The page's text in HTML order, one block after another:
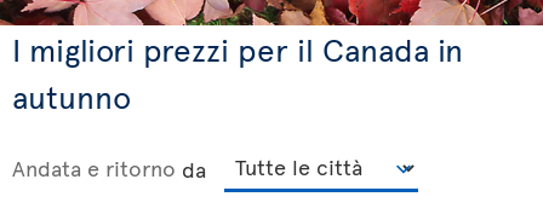
I migliori prezzi per il Canada in
autunno
Andata e ritorno da